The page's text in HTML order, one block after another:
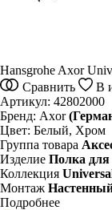
Hansgrohe Axor
Сравнить
В
Артикул: 42802000
Бренд: Axor
Цвет: Белый, Хром
Группа товара
Изделие Полка
Коллекция
Монтаж
Подробнее